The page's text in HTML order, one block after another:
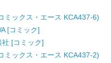
ミックス・エース KCA437-6)
[コミック]
[コミック]
ミックス・エース KCA437-2)